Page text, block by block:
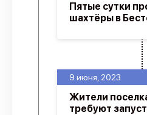
9 июня, 2023
Жители
требуют
Пятые сутки
шахтёры в